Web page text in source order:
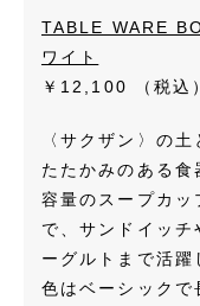
TABLE WARE
ワイト
￥12,100
（税込
〈サクザン〉の
たたかみのある
容量のスープカッ
で、サンドイッチ
ーグルトまで活
色はベーシックで